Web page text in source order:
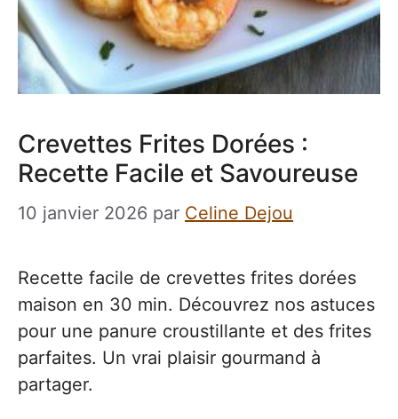
Crevettes Frites Dorées :
Recette Facile et Savoureuse
10 janvier 2026 par Celine Dejou
Recette facile de crevettes frites dorées
maison en 30 min. Découvrez nos astuces
pour une panure croustillante et des frites
parfaites. Un vrai plaisir gourmand à
partager.